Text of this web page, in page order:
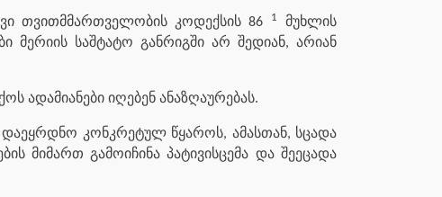
თვითმმართველობის კოდექსის 86 1
მუხლის
მერიის საშტატო განრიგში არ შედიან, არიან
ადამიანები იღებენ ანაზღაურებას.
დაეყრდნო კონკრეტულ წყაროს, ამასთან, სცადა
მიმართ გამოიჩინა პატივისცემა და შეეცადა